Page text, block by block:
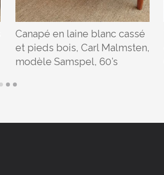
Canapé en laine blanc cassé
et pieds bois, Carl Malmsten,
modèle Samspel, 60’s